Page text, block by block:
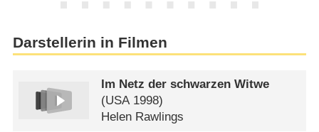
Darstellerin in Filmen
Im Netz der schwarzen Witwe
(USA1998)
Helen Rawlings